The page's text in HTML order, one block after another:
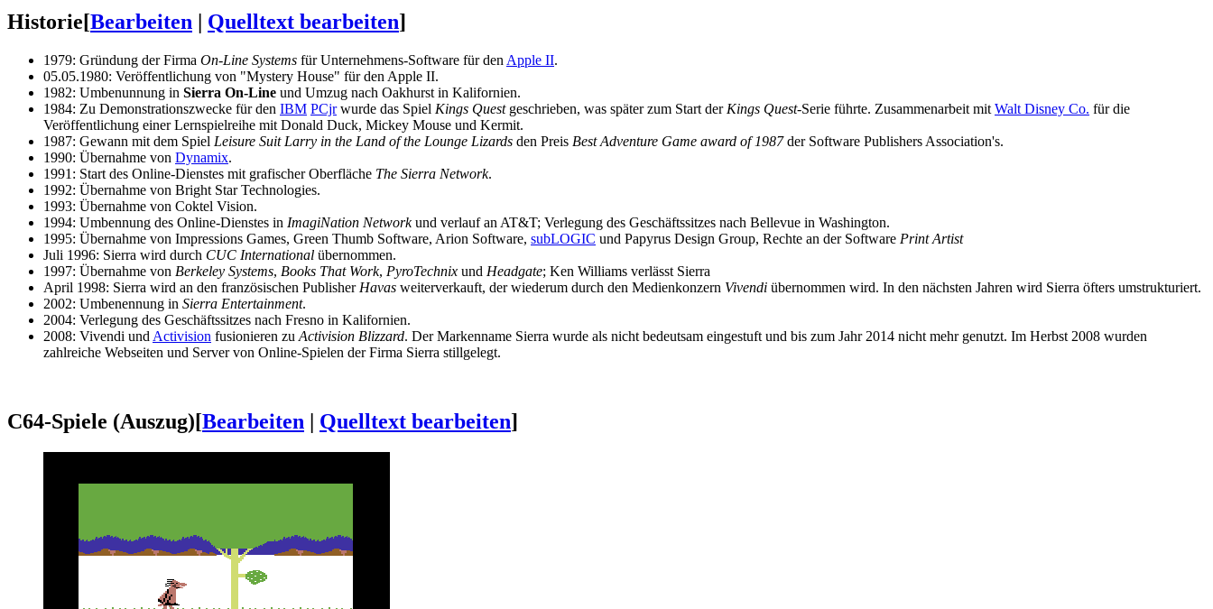
Historie[Bearbeiten | Quelltext bearbeiten]
1979: Gründung der Firma On-Line Systems für Unternehmens-Software für den Apple II.
05.05.1980: Veröffentlichung von "Mystery House" für den Apple II.
1982: Umbenunnung in Sierra On-Line und Umzug nach Oakhurst in Kalifornien.
1984: Zu Demonstrationszwecke für den IBM PCjrwurde das Spiel Kings Questgeschrieben, was später zum Start der Kings Quest-Serie führte. Zusammenarbeit mit Walt Disney Co. für die
Veröffentlichung einer Lernspielreihe mit Donald Duck, Mickey Mouse und Kermit.
1987: Gewann mit dem Spiel Leisure Suit Larry in the Land of the Lounge Lizards den Preis Best Adventure Game award of 1987der Software Publishers Association's.
1990: Übernahme von Dynamix.
1991: Start des Online-Dienstes mit grafischer Oberfläche The Sierra Network.
1992: Übernahme von Bright Star Technologies.
1993: Übernahme von Coktel Vision.
1994: Umbennung des Online-Dienstes in ImagiNation Networkund verlauf an AT&T; Verlegung des Geschäftssitzes nach Bellevue in Washington.
1995: Übernahme von Impressions Games, Green Thumb Software, Arion Software, subLOGIC und Papyrus Design Group, Rechte an der Software Print Artist
Juli 1996: Sierra wird durch CUC International übernommen.
1997: Übernahme von Berkeley Systems, Books That Work, PyroTechnix und Headgate; Ken Williams verlässt Sierra
April 1998: Sierra wird an den französischen Publisher Havas weiterverkauft, der wiederum durch den Medienkonzern Vivendi übernommen wird. In den nächsten Jahren wird Sierra öfters umstrukturiert.
2002: Umbenennung in Sierra Entertainment.
2004: Verlegung des Geschäftssitzes nach Fresno in Kalifornien.
2008: Vivendi und Activision fusionieren zu Activision Blizzard. Der Markenname Sierra wurde als nicht bedeutsam eingestuft und bis zum Jahr 2014 nicht mehr genutzt. Im Herbst 2008 wurden
zahlreiche Webseiten und Server von Online-Spielen der Firma Sierra stillgelegt.
C64-Spiele (Auszug)[Bearbeiten | Quelltext bearbeiten]